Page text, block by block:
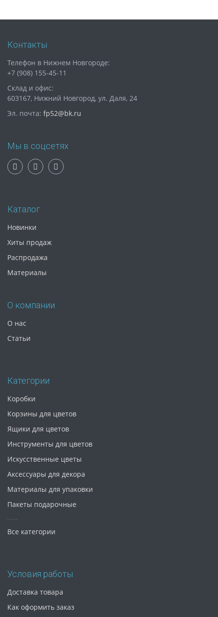
Контакты
Телефон в Нижнем Новгороде:
+7 (908) 155-45-11
Склад и офис:
603167, Нижний Новгород, ул. Даля, 24
Эл. почта: fp52@bk.ru
Мы в соцсетях
Каталог
Новинки
Хиты продаж
Распродажа
Материалы
О компании
О нас
Статьи
Категории
Коробки
Корзины для цветов
Ящики для цветов
Инструменты для цветов
Искусственные цветы
Аксессуары для декора
Материалы для упаковки
Пакеты подарочные
Все категории
Условия работы
Доставка товара
Как оформить заказ